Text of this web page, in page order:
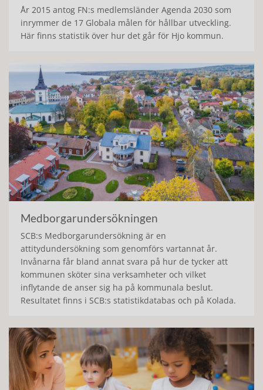
År 2015 antog FN:s medlemsländer Agenda 2030 som
inrymmer de 17 Globala målen för hållbar utveckling.
Här finns statistik över hur det går för Hjo kommun.
Medborgarundersökningen
SCB:s Medborgarundersökning är en
attitydundersökning som genomförs vartannat år.
Invånarna får bland annat svara på hur de tycker att
kommunen sköter sina verksamheter och vilket
inflytande de anser sig ha på kommunala beslut.
Resultatet finns i SCB:s statistikdatabas och på Kolada.